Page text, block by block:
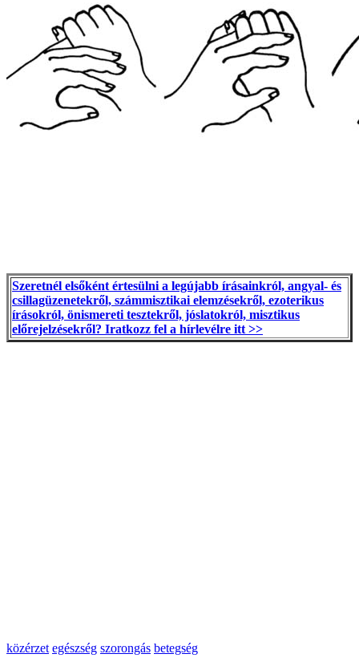
Szeretnél elsőként értesülni a legújabb írásainkról, angyal- és
csillagüzenetekről, számmisztikai elemzésekről, ezoterikus
írásokról, önismereti tesztekről, jóslatokról, misztikus
előrejelzésekről? Iratkozz fel a hírlevélre itt >>
közérzet egészség szorongás betegség